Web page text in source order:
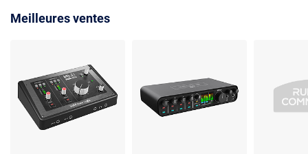
Meilleures ventes